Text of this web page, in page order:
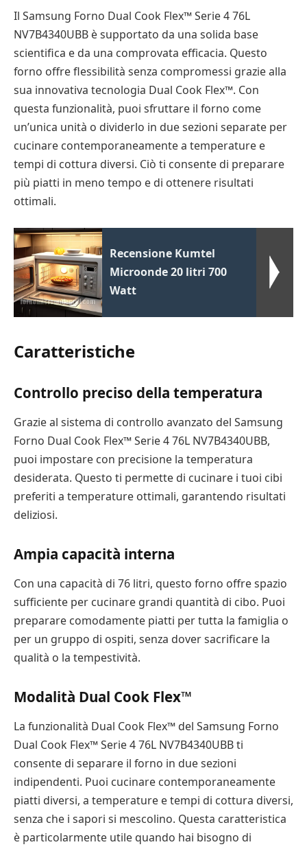
Il Samsung Forno Dual Cook Flex™ Serie 4 76L
NV7B4340UBB è supportato da una solida base
scientifica e da una comprovata efficacia. Questo
forno offre flessibilità senza compromessi grazie alla
sua innovativa tecnologia Dual Cook Flex™. Con
questa funzionalità, puoi sfruttare il forno come
un’unica unità o dividerlo in due sezioni separate per
cucinare contemporaneamente a temperature e
tempi di cottura diversi. Ciò ti consente di preparare
più piatti in meno tempo e di ottenere risultati
ottimali.
Recensione Kumtel
Microonde 20 litri 700
Watt
Caratteristiche
Controllo preciso della temperatura
Grazie al sistema di controllo avanzato del Samsung
Forno Dual Cook Flex™ Serie 4 76L NV7B4340UBB,
puoi impostare con precisione la temperatura
desiderata. Questo ti permette di cucinare i tuoi cibi
preferiti a temperature ottimali, garantendo risultati
deliziosi.
Ampia capacità interna
Con una capacità di 76 litri, questo forno offre spazio
sufficiente per cucinare grandi quantità di cibo. Puoi
preparare comodamente piatti per tutta la famiglia o
per un gruppo di ospiti, senza dover sacrificare la
qualità o la tempestività.
Modalità Dual Cook Flex™
La funzionalità Dual Cook Flex™ del Samsung Forno
Dual Cook Flex™ Serie 4 76L NV7B4340UBB ti
consente di separare il forno in due sezioni
indipendenti. Puoi cucinare contemporaneamente
piatti diversi, a temperature e tempi di cottura diversi,
senza che i sapori si mescolino. Questa caratteristica
è particolarmente utile quando hai bisogno di